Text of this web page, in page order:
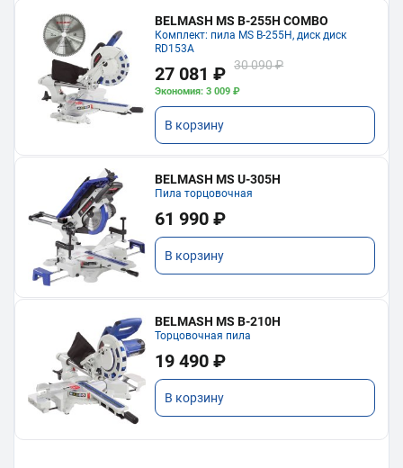
BELMASH MS B-255H COMBO
Комплект: пила MS B-255H, диск диск
RD153A
27 081 ₽ 30 090 ₽
Экономия: 3 009 ₽
В корзину
BELMASH MS U-305H
Пила торцовочная
61 990 ₽
В корзину
BELMASH MS B-210H
Торцовочная пила
19 490 ₽
В корзину